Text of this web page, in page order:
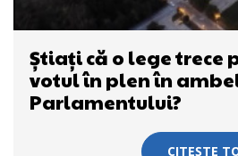
Știați că o lege trece
votul în plen în
Parlamentului?
CITEȘTE